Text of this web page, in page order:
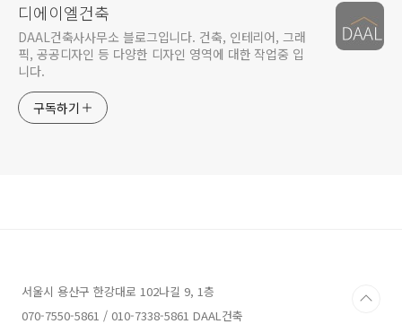
디에이엘건축
DAAL건축사사무소 블로그입니다. 건축, 인테리어, 그래
픽, 공공디자인 등 다양한 디자인 영역에 대한 작업중 입
니다.
구독하기
서울시 용산구 한강대로 102나길 9, 1층
070-7550-5861 / 010-7338-5861 DAAL건축